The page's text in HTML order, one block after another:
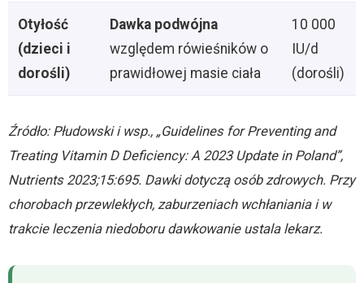
Otyłość
(dzieci i
dorośli)
Dawka podwójna
względem rówieśników o
prawidłowej masie ciała
10 000
IU/d
(dorośli)
Źródło: Płudowski i wsp., „Guidelines for Preventing and
Treating Vitamin D Deficiency: A 2023 Update in Poland”,
Nutrients 2023;15:695. Dawki dotyczą osób zdrowych. Przy
chorobach przewlekłych, zaburzeniach wchłaniania i w
trakcie leczenia niedoboru dawkowanie ustala lekarz.